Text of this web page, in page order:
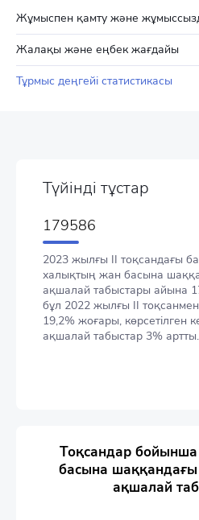
Жұмыспен қамту және
Жалақы және еңбек жағдайы
Тұрмыс деңгейі статистикасы
Түйінді тұстар
179586
2023 жылғы II тоқсандағы
халықтың жан басына
ақшалай табыстары айына
бұл 2022 жылғы II
19,2% жоғары, көрсетілген
ақшалай табыстар 3% артты.
Тоқсандар
басына
ақшалай